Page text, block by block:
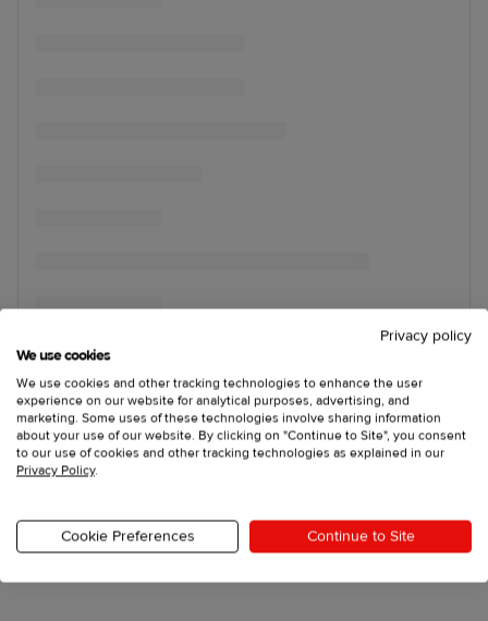
Privacy policy
We use cookies
We use cookies and other tracking technologies to enhance the user
experience on our website for analytical purposes, advertising, and
marketing. Some uses of these technologies involve sharing information
about your use of our website. By clicking on "Continue to Site", you consent
to our use of cookies and other tracking technologies as explained in our
Privacy Policy.
Cookie Preferences Continue to Site